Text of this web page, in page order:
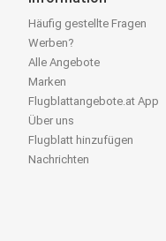
Häufig gestellte Fragen
Werben?
Alle Angebote
Marken
Flugblattangebote.at App
Über uns
Flugblatt hinzufügen
Nachrichten